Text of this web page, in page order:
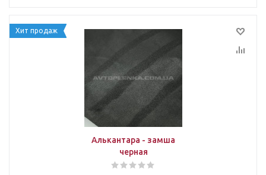
Хит продаж
Алькантара - замша
черная